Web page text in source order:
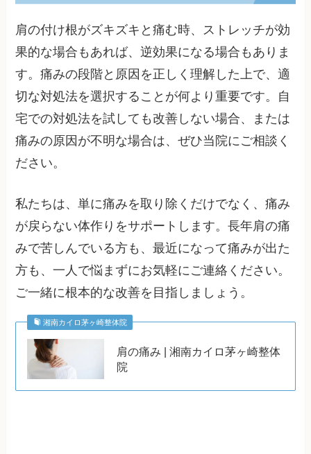
肩の付け根がズキズキと痛む時、ストレッチが効
果的な場合もあれば、逆効果になる場合もありま
す。痛みの段階と原因を正しく理解した上で、適
切な対処法を選択することが何より重要です。自
宅での対処法を試しても改善しない場合、または
痛みの原因が不明な場合は、ぜひ当院にご相談く
ださい。
私たちは、単に痛みを取り除くだけでなく、痛み
が戻らない体作りをサポートします。長年肩の痛
みで苦しんでいる方も、最近になって痛みが出た
方も、一人で悩まずにお気軽にご連絡ください。
ご一緒に根本的な改善を目指しましょう。
湘南カイロ茅ヶ崎整体院
肩の痛み | 湘南カイロ茅ヶ崎整体
院